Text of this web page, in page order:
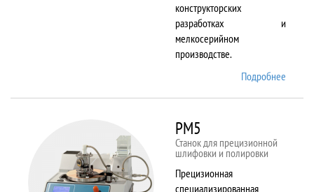
конструкторских
разработках и
мелкосерийном
производстве.
Подробнее
PM5
Станок для прецизионной
шлифовки и полировки
Прецизионная
специализированная